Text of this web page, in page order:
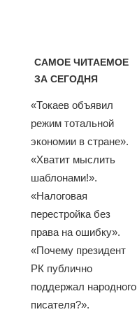
САМОЕ ЧИТАЕМОЕ
ЗА СЕГОДНЯ
«Токаев объявил
режим тотальной
экономии в стране».
«Хватит мыслить
шаблонами!».
«Налоговая
перестройка без
права на ошибку».
«Почему президент
РК публично
поддержал народного
писателя?».